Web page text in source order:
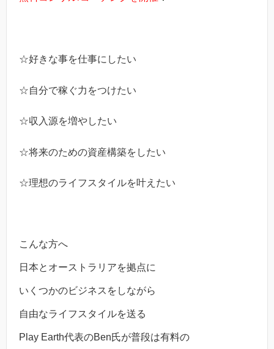
☆好きな事を仕事にしたい
☆自分で稼ぐ力をつけたい
☆収入源を増やしたい
☆将来のための資産構築をしたい
☆理想のライフスタイルを叶えたい
こんな方へ
日本とオーストラリアを拠点に
いくつかのビジネスをしながら
自由なライフスタイルを送る
Play Earth代表のBen氏が普段は有料の